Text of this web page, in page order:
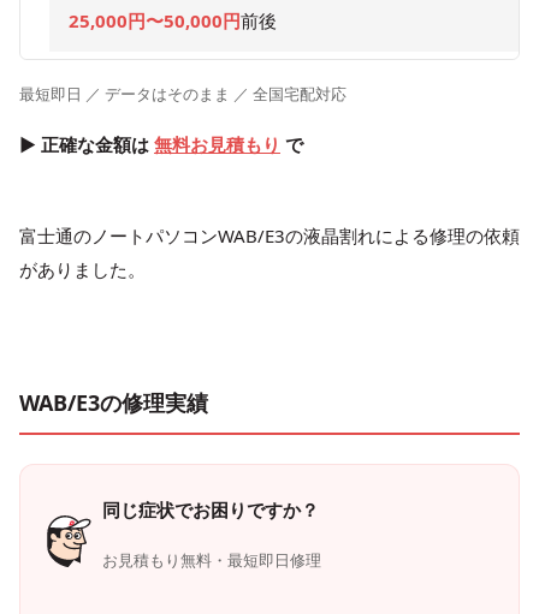
25,000円〜50,000円前後
最短即日 ／ データはそのまま ／ 全国宅配対応
▶ 正確な金額は 無料お見積もり で
富士通のノートパソコンWAB/E3の液晶割れによる修理の依頼
がありました。
WAB/E3の修理実績
同じ症状でお困りですか？
お見積もり無料・最短即日修理